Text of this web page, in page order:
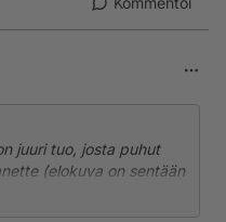
juuri tuo, josta puhut
(elokuva on sentään